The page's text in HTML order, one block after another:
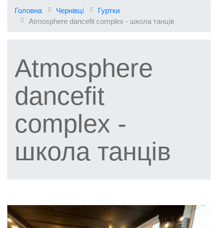
Головна Чернівці
Гуртки
Atmosphere dancefit complex - школа танців
Atmosphere
dancefit
complex -
школа танців